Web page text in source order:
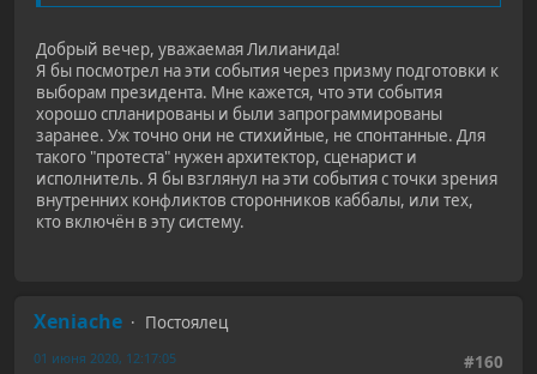
Добрый вечер, уважаемая Лилианида!
Я бы посмотрел на эти события через призму подготовки к
выборам президента. Мне кажется, что эти события
хорошо спланированы и были запрограммированы
заранее. Уж точно они не стихийные, не спонтанные. Для
такого "протеста" нужен архитектор, сценарист и
исполнитель. Я бы взглянул на эти события с точки зрения
внутренних конфликтов сторонников каббалы, или тех,
кто включён в эту систему.
Xeniache
Постоялец
#160
01 июня 2020, 12:17:05